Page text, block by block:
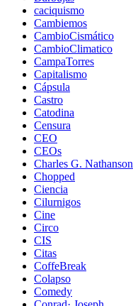
caciquismo
Cambiemos
CambioCismático
CambioClimatico
CampaTorres
Capitalismo
Cápsula
Castro
Catodina
Censura
CEO
CEOs
Charles G. Nathanson
Chopped
Ciencia
Cilurnigos
Cine
Circo
CIS
Citas
CoffeBreak
Colapso
Comedy